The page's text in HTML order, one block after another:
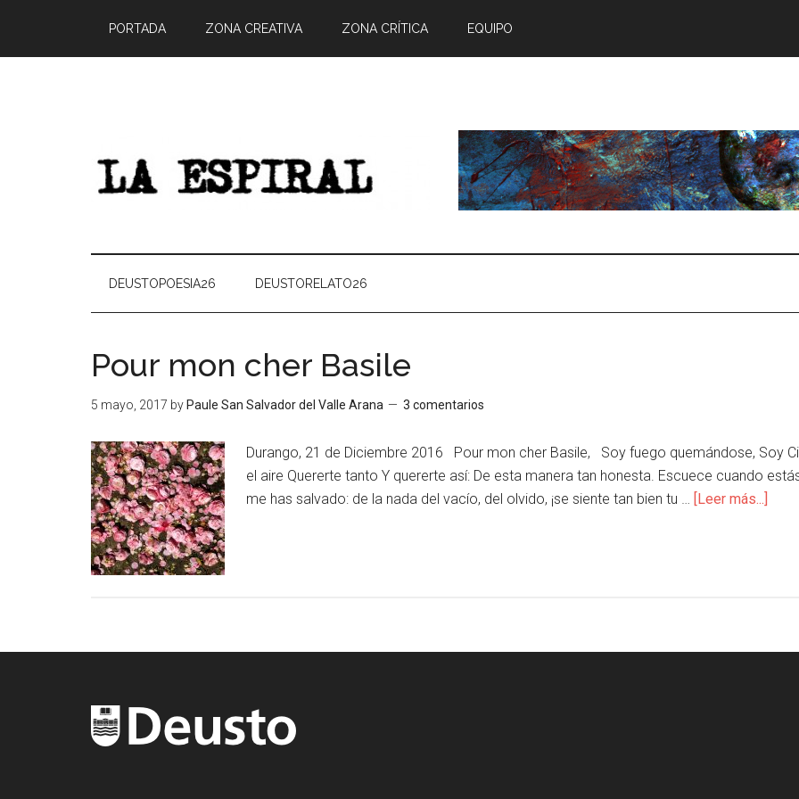
PORTADA ZONA CREATIVA ZONA CRÍTICA EQUIPO
DEUSTOPOESIA26 DEUSTORELATO26
Pour mon cher Basile
5 mayo, 2017 by Paule San Salvador del Valle Arana 3 comentarios
Durango, 21 de Diciembre 2016 Pour mon cher Basile, Soy fuego quemándose, Soy
el aire Quererte tanto Y quererte así: De esta manera tan honesta. Escuece cuando
me has salvado: de la nada del vacío, del olvido, ¡se siente tan bien tu … [Leer más...]